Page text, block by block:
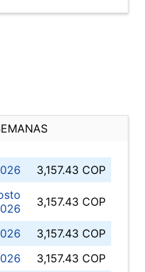
3,157.43 COP
3,157.43 COP
3,157.43 COP
3,157.43 COP